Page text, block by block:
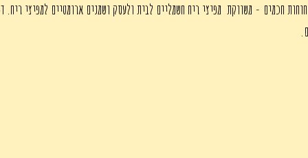
חכמים - משווקת מפיצי ריח חשמליים לבית ולעסק ושמנים ארומטיים למפיצי ריח.